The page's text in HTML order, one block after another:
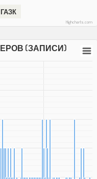
Highcharts.com
(ЗАПИСИ)